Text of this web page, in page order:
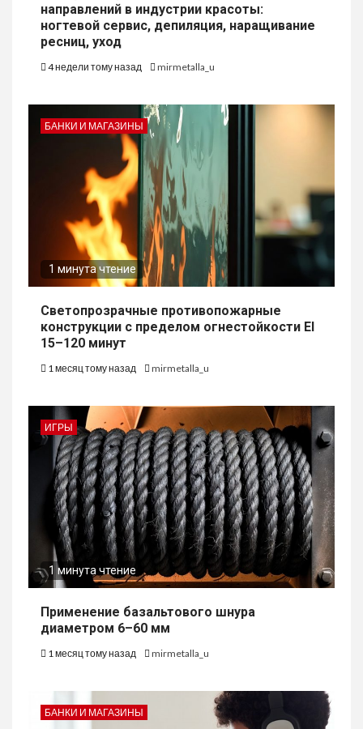
направлений в индустрии красоты:
ногтевой сервис, депиляция, наращивание
ресниц, уход
4 недели тому назад mirmetalla_u
БАНКИ И МАГАЗИНЫ
1 минута чтение
Светопрозрачные противопожарные
конструкции с пределом огнестойкости EI
15–120 минут
1 месяц тому назад mirmetalla_u
ИГРЫ
1 минута чтение
Применение базальтового шнура
диаметром 6–60 мм
1 месяц тому назад mirmetalla_u
БАНКИ И МАГАЗИНЫ